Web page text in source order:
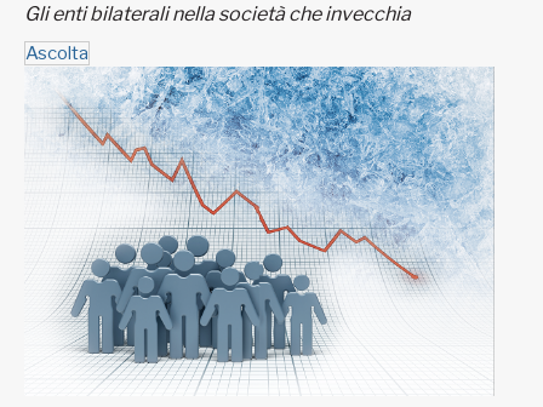
Gli enti bilaterali nella società che invecchia
Ascolta